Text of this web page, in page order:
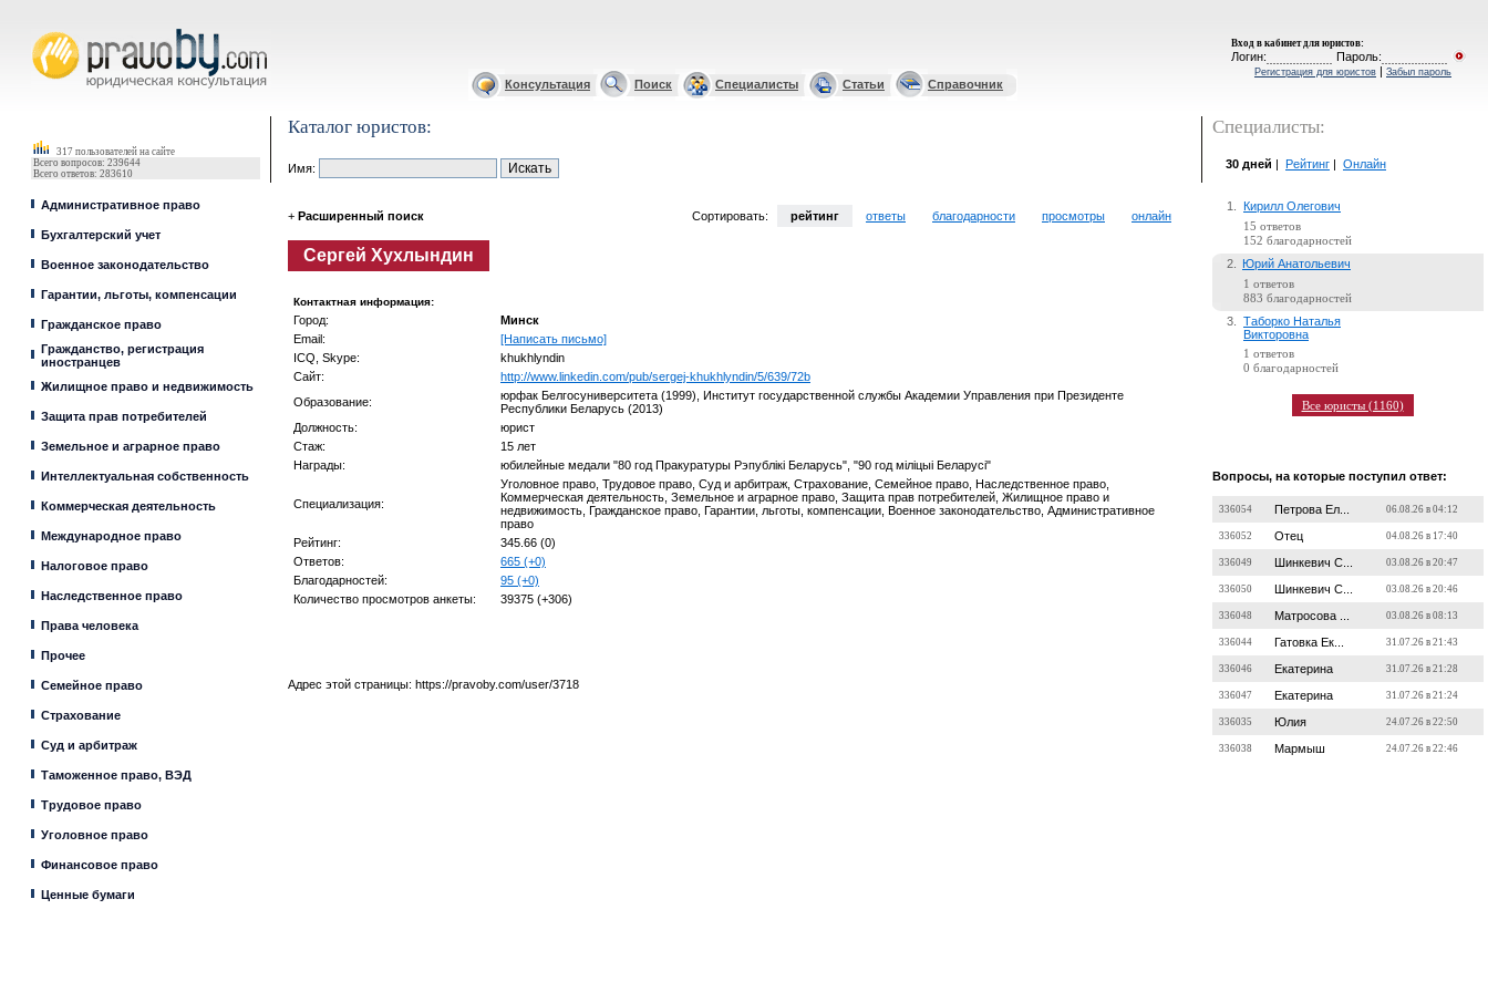
Вход в кабинет для юристов:
Логин: Пароль:
Регистрация для юристов | Забыл пароль
Консультация Поиск Специалисты Статьи Справочник
317 пользователей на сайте
Всего вопросов: 239644
Всего ответов: 283610
Административное право
Бухгалтерский учет
Военное законодательство
Гарантии, льготы, компенсации
Гражданское право
Гражданство, регистрация
иностранцев
Жилищное право и недвижимость
Защита прав потребителей
Земельное и аграрное право
Интеллектуальная собственность
Коммерческая деятельность
Международное право
Налоговое право
Наследственное право
Права человека
Прочее
Семейное право
Страхование
Суд и арбитраж
Таможенное право, ВЭД
Трудовое право
Уголовное право
Финансовое право
Ценные бумаги
Каталог юристов:
Имя:
+ Расширенный поиск Сортировать: рейтинг ответы благодарности просмотры онлайн
Сергей Хухлындин
Контактная информация:
Город:
Минск
Email:
[Написать письмо]
ICQ, Skype:
khukhlyndin
Сайт:
http://www.linkedin.com/pub/sergej-khukhlyndin/5/639/72b
Образование:
юрфак Белгосуниверситета (1999), Институт государственной службы Академии Управления при Президенте
Республики Беларусь (2013)
Должность:
юрист
Стаж:
15 лет
Награды:
юбилейные медали "80 год Пракуратуры Рэпублiкi Беларусь", "90 год мiлiцыi Беларусi"
Специализация:
Уголовное право, Трудовое право, Суд и арбитраж, Страхование, Семейное право, Наследственное право,
Коммерческая деятельность, Земельное и аграрное право, Защита прав потребителей, Жилищное право и
недвижимость, Гражданское право, Гарантии, льготы, компенсации, Военное законодательство, Административное
право
Рейтинг:
345.66 (0)
Ответов:
665 (+0)
Благодарностей:
95 (+0)
Количество просмотров анкеты:
39375 (+306)
Адрес этой страницы: https://pravoby.com/user/3718
Специалисты:
30 дней Рейтинг Онлайн
1. Кирилл Олегович
15 ответов
152 благодарностей
2. Юрий Анатольевич
1 ответов
883 благодарностей
3.
Таборко Наталья
Викторовна
1 ответов
0 благодарностей
Все юристы (1160)
Вопросы, на которые поступил ответ:
336054 Петрова Ел... 06.08.26 в 04:12
336052 Отец 04.08.26 в 17:40
336049 Шинкевич С... 03.08.26 в 20:47
336050 Шинкевич С... 03.08.26 в 20:46
336048 Матросова ... 03.08.26 в 08:13
336044 Гатовка Ек... 31.07.26 в 21:43
336046 Екатерина 31.07.26 в 21:28
336047 Екатерина 31.07.26 в 21:24
336035 Юлия 24.07.26 в 22:50
336038 Мармыш 24.07.26 в 22:46